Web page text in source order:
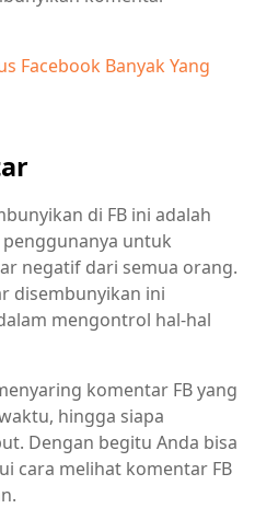
Facebook Banyak Yang
di FB ini adalah
untuk
negatif dari semua orang.
disembunyikan ini
mengontrol hal-hal
komentar FB yang
hingga siapa
Dengan begitu Anda bisa
cara melihat komentar FB